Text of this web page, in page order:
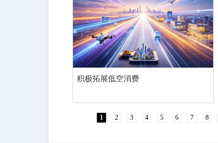
积极拓展低空消费
1 2 3 4 5 6 7 8